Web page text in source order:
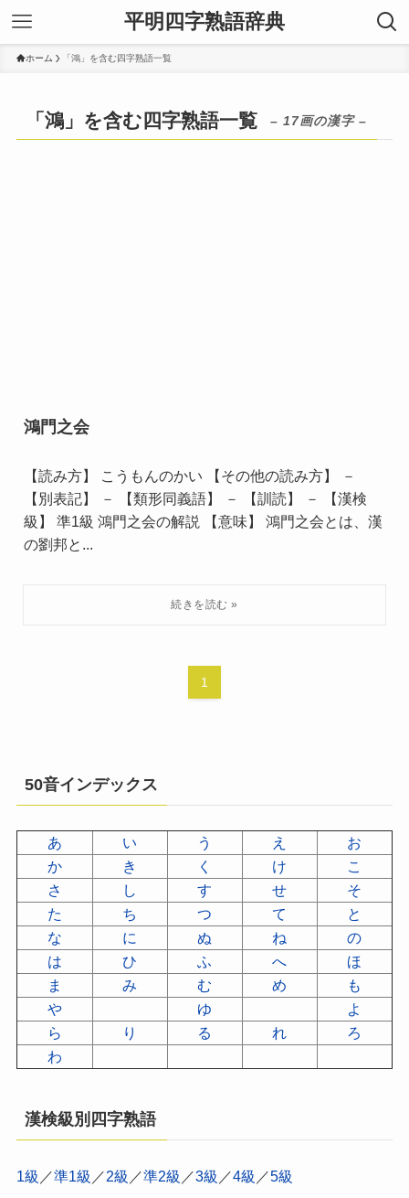
平明四字熟語辞典
ホーム 「鴻」を含む四字熟語一覧
「鴻」を含む四字熟語一覧 – 17画の漢字 –
鴻門之会
【読み方】 こうもんのかい 【その他の読み方】 －
【別表記】 － 【類形同義語】 － 【訓読】 － 【漢検
級】 準1級 鴻門之会の解説 【意味】 鴻門之会とは、漢
の劉邦と...
1
50音インデックス
あ い う え
お
か
き く け
こ
さ
し す せ
そ
た
ち つ て
と
な
に ぬ ね
の
は
ひ ふ へ
ほ
ま
み む め
も
や
ゆ
よ
ら
り る れ
ろ
わ
漢検級別四字熟語
1級 ／準1級 ／2級 ／準2級 ／3級 ／4級 ／5級